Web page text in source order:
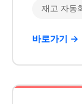
재고 자동
바로가기 →